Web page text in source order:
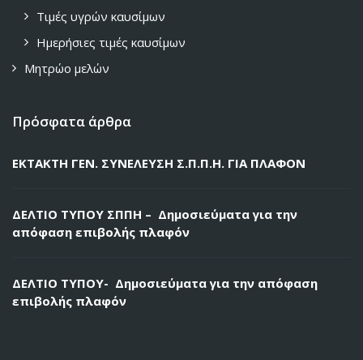
Τιμές υγρών καυσίμων
Ημερήσιες τιμές καυσίμων
Μητρώο μελών
Πρόσφατα άρθρα
ΕΚΤΑΚΤΗ ΓΕΝ. ΣΥΝΕΛΕΥΣΗ Σ.Π.Π.Η. ΓΙΑ ΠΛΑΦΟΝ
ΔΕΛΤΙΟ ΤΥΠΟΥ ΣΠΠΗ – Δημοσιεύματα για την
απόφαση επιβολής πλαφόν
ΔΕΛΤΙΟ ΤΥΠΟΥ- Δημοσιεύματα για την απόφαση
επιβολής πλαφόν